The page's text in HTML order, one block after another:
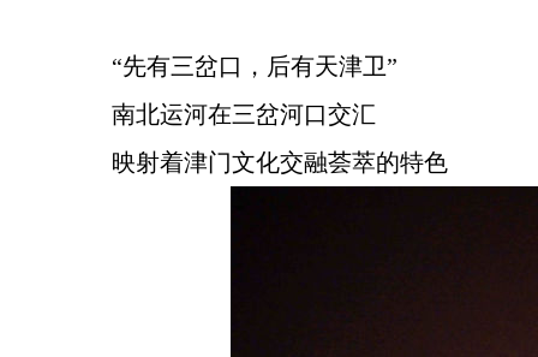
“先有三岔口，后有天津卫”
南北运河在三岔河口交汇
映射着津门文化交融荟萃的特色